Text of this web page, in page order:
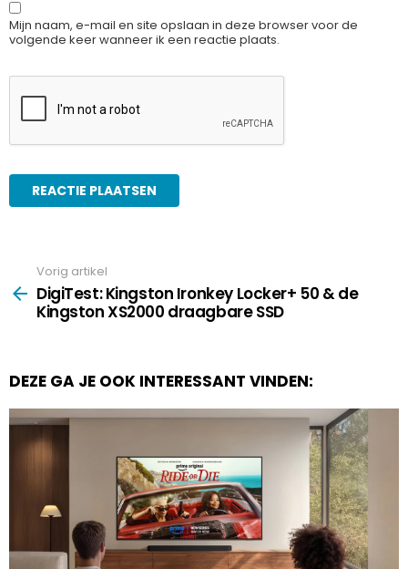
Mijn naam, e-mail en site opslaan in deze browser voor de
volgende keer wanneer ik een reactie plaats.
more
Vorig artikel
DigiTest: Kingston Ironkey Locker+ 50 & de
Kingston XS2000 draagbare SSD
DEZE GA JE OOK INTERESSANT VINDEN: